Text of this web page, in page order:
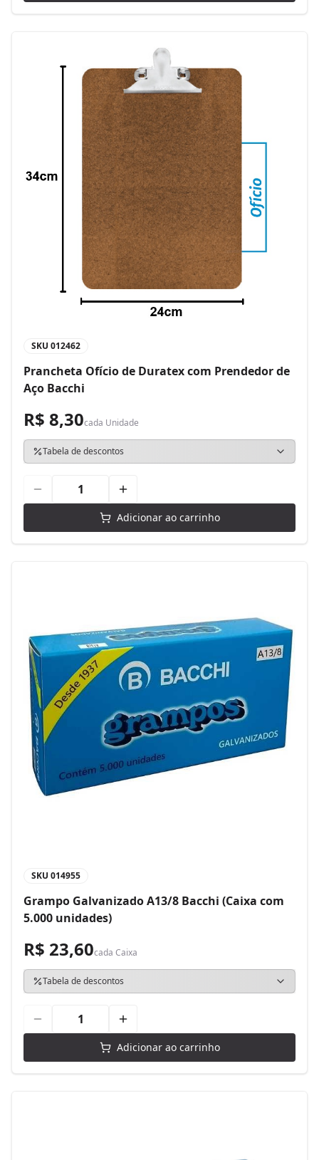
SKU 012462
Prancheta Ofício de Duratex com Prendedor de
Aço Bacchi
R$ 8,30cada Unidade
Tabela de descontos
Adicionar ao carrinho
SKU 014955
Grampo Galvanizado A13/8 Bacchi (Caixa com
5.000 unidades)
R$ 23,60cada Caixa
Tabela de descontos
Adicionar ao carrinho